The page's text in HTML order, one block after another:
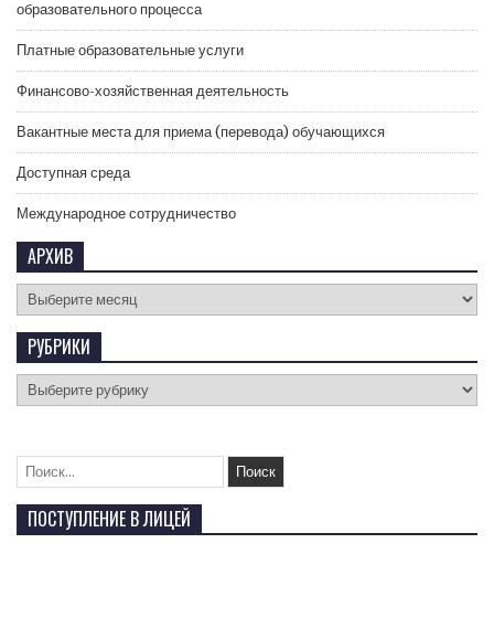
образовательного процесса
Платные образовательные услуги
Финансово-хозяйственная деятельность
Вакантные места для приема (перевода) обучающихся
Доступная среда
Международное сотрудничество
АРХИВ
РУБРИКИ
ПОСТУПЛЕНИЕ В ЛИЦЕЙ